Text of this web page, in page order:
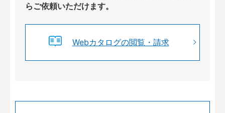
らご依頼いただけます。
Webカタログの閲覧・請求